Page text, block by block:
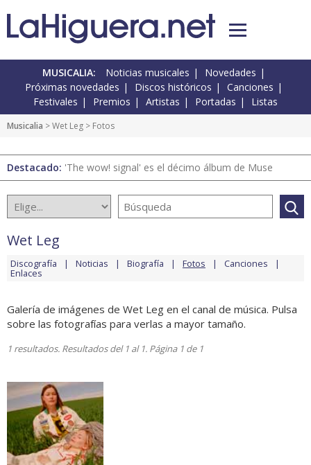
MUSICALIA: Noticias musicales
Novedades
Próximas novedades
Discos históricos
Canciones
Festivales
Premios Artistas Portadas Listas
Musicalia >Wet Leg > Fotos
Destacado: 'The wow! signal' es el décimo álbum de Muse
Wet Leg
Discografía Noticias Biografía Fotos Canciones
Enlaces
Galería de imágenes de Wet Leg en el canal de música. Pulsa
sobre las fotografías para verlas a mayor tamaño.
1 resultados. Resultados del 1 al 1. Página 1 de 1